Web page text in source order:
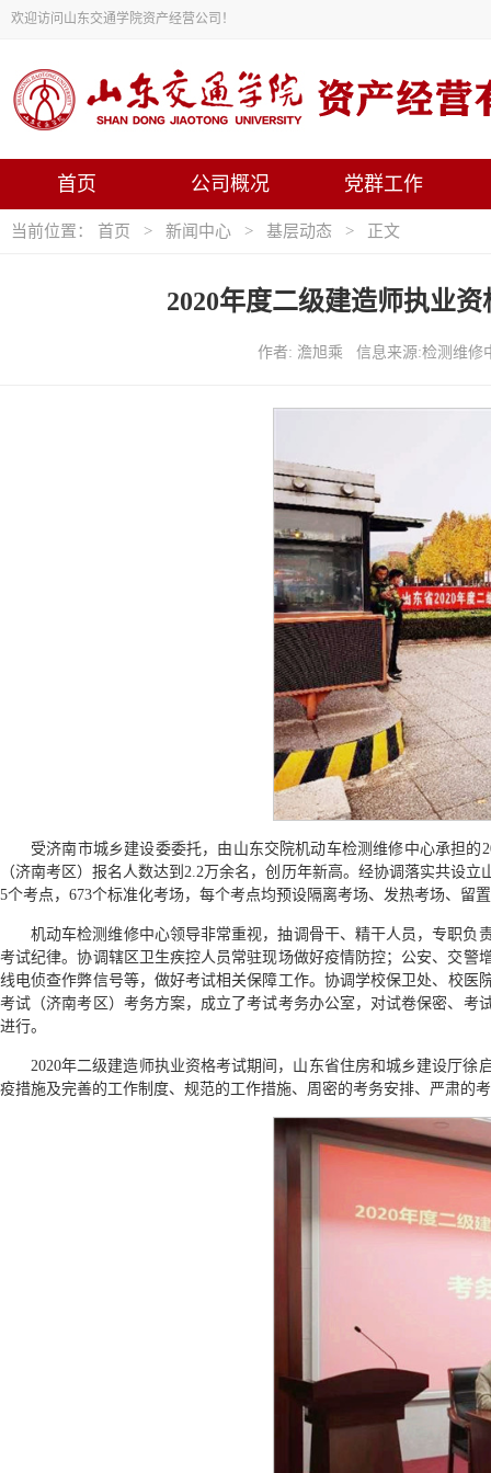
欢迎访问山东交通学院资产经营公司！
首页 公司概况 党群工作
当前位置： 首页 > 新闻中心 > 基层动态 > 正文
2020年度二级建造师执业
作者: 澹旭乘 信息来源:检测维
受济南市城乡建设委委托，由山东交院机动车检测维修中心承担
（济南考区）报名人数达到2.2万余名，创历年新高。经协调落实共设
5个考点，673个标准化考场，每个考点均预设隔离考场、发热考场、留
机动车检测维修中心领导非常重视，抽调骨干、精干人员，专职
考试纪律。协调辖区卫生疾控人员常驻现场做好疫情防控；公安、交
线电侦查作弊信号等，做好考试相关保障工作。协调学校保卫处、校
考试（济南考区）考务方案，成立了考试考务办公室，对试卷保密、
进行。
2020年二级建造师执业资格考试期间，山东省住房和城乡建设厅
疫措施及完善的工作制度、规范的工作措施、周密的考务安排、严肃的